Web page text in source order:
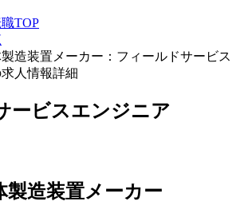
TOP
造装置メーカー：フィールドサービス
人情報詳細
ービスエンジニア
製造装置メーカー